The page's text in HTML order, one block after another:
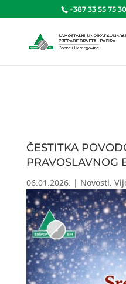
+387 33 55 75 30
ČESTITKA
PRAVOSLAVNOG
06.01.2026. | Novosti,